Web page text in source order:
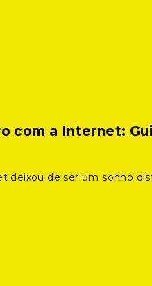
com a Internet:
deixou de ser um sonho